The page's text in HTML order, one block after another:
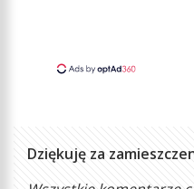
Dziękuję za